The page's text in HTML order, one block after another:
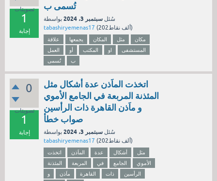
تصويتات
1
إجابة
تُسمى ب
سُئل سبتمبر 3، 2024
بواسطة
tabashiryemenas17 ( 202ألف نقاط)
علاقة يجمعها المكان مثل
مكان
العمل
أو المكتب او
المستشفى
تُسمى
ب
0
تصويتات
1
إجابة
اتخذت الماَذن عدة أشكال مثل
المئذنة المربعة في الجامع الأموي
و ماَذن القاهرة ذات الرأسين
صواب خطأ
سُئل سبتمبر 3، 2024
بواسطة
tabashiryemenas17 ( 202ألف نقاط)
اتخذت الماَذن عدة أشكال
مثل
المئذنة
المربعة في الجامع
الأموي
و
ماَذن القاهرة ذات
الرأسين